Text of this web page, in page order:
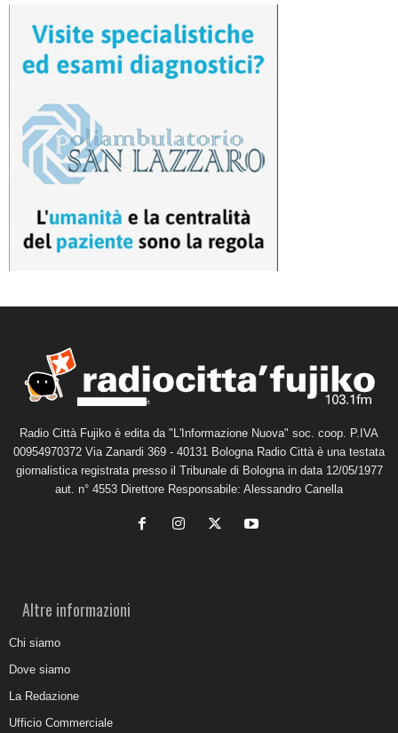
Radio Città Fujiko è edita da "L'Informazione Nuova" soc. coop. P.IVA
00954970372 Via Zanardi 369 - 40131 Bologna Radio Città è una testata
giornalistica registrata presso il Tribunale di Bologna in data 12/05/1977
aut. n° 4553 Direttore Responsabile: Alessandro Canella
Altre informazioni
Chi siamo
Dove siamo
La Redazione
Ufficio Commerciale